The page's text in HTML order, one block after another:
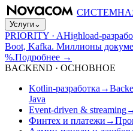
Услуги⌄
PRIORITY · AHighload-
Boot, Kafka. Миллионы
%.Подробнее →
BACKEND · ОСНОВНОЕ
Kotlin-разработка →
Java
Event-driven & streaming
Финтех и платежи →